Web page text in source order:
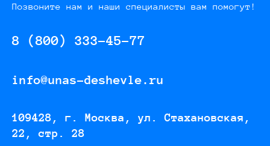
Позвоните нам и наши специалисты вам помогут!
8 (800) 333-45-77
info@unas-deshevle.ru
109428, г. Москва, ул. Стахановская,
22, стр. 28